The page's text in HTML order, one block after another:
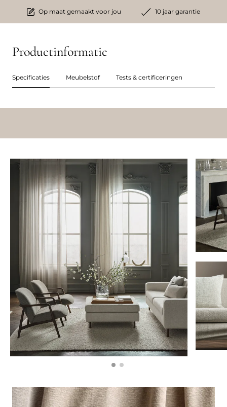
Op maat gemaakt voor jou 10 jaar garantie
Productinformatie
Specificaties Meubelstof Tests & certificeringen